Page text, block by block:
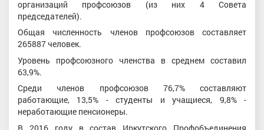
организаций профсоюзов (из них 4 Совета
председателей).
Общая численность членов профсоюзов составляет
265887 человек.
Уровень профсоюзного членства в среднем составил
63,9%.
Среди членов профсоюзов 76,7% составляют
работающие, 13,5% - студенты и учащиеся, 9,8% -
неработающие пенсионеры.
В 2016 году в состав Иркутского Профобъединения